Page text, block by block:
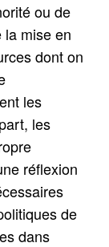
ou de
la mise en
dont on
les
les
réflexion
de
dans